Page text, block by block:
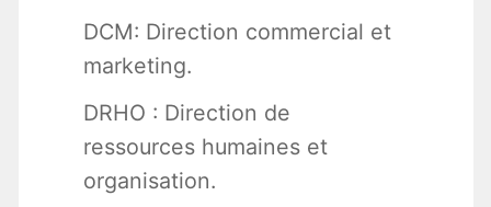
DCM: Direction commercial et
marketing.
DRHO : Direction de
ressources humaines et
organisation.